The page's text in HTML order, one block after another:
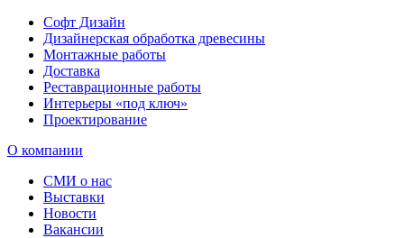
Софт Дизайн
Дизайнерская обработка древесины
Монтажные работы
Доставка
Реставрационные работы
Интерьеры «под ключ»
Проектирование
О компании
СМИ о нас
Выставки
Новости
Вакансии